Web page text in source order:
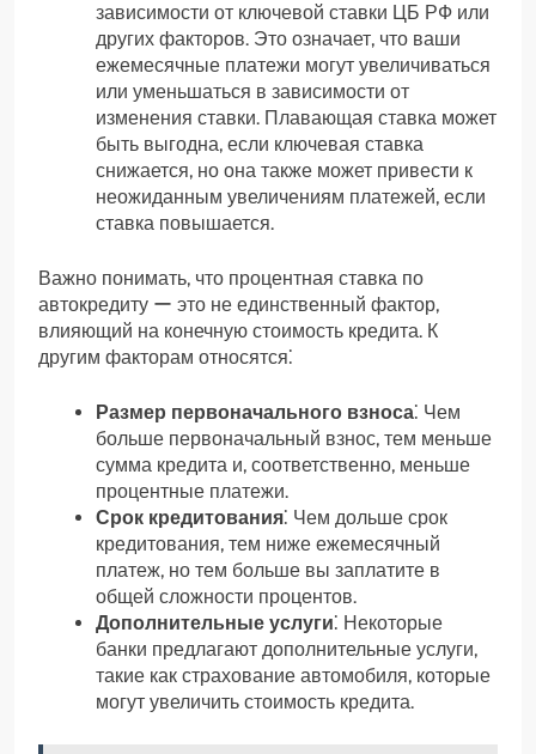
зависимости от ключевой ставки ЦБ РФ или
других факторов. Это означает, что ваши
ежемесячные платежи могут увеличиваться
или уменьшаться в зависимости от
изменения ставки. Плавающая ставка может
быть выгодна, если ключевая ставка
снижается, но она также может привести к
неожиданным увеличениям платежей, если
ставка повышается.
Важно понимать, что процентная ставка по
автокредиту ー это не единственный фактор,
влияющий на конечную стоимость кредита. К
другим факторам относятся⁚
Размер первоначального взноса⁚ Чем
больше первоначальный взнос, тем меньше
сумма кредита и, соответственно, меньше
процентные платежи.
Срок кредитования⁚ Чем дольше срок
кредитования, тем ниже ежемесячный
платеж, но тем больше вы заплатите в
общей сложности процентов.
Дополнительные услуги⁚ Некоторые
банки предлагают дополнительные услуги,
такие как страхование автомобиля, которые
могут увеличить стоимость кредита.